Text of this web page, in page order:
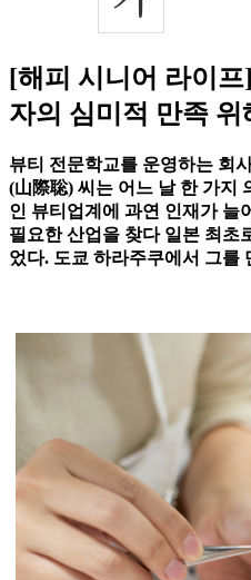
[해피 시니어 라이
자의 심미적 만족 위
뷰티 전문학교를 운영하는 회
(山際聡) 씨는 어느 날 한 가지
인 뷰티업계에 과연 인재가 늘
필요한 산업을 찾다 일본 최초
었다. 도쿄 하라주쿠에서 그를